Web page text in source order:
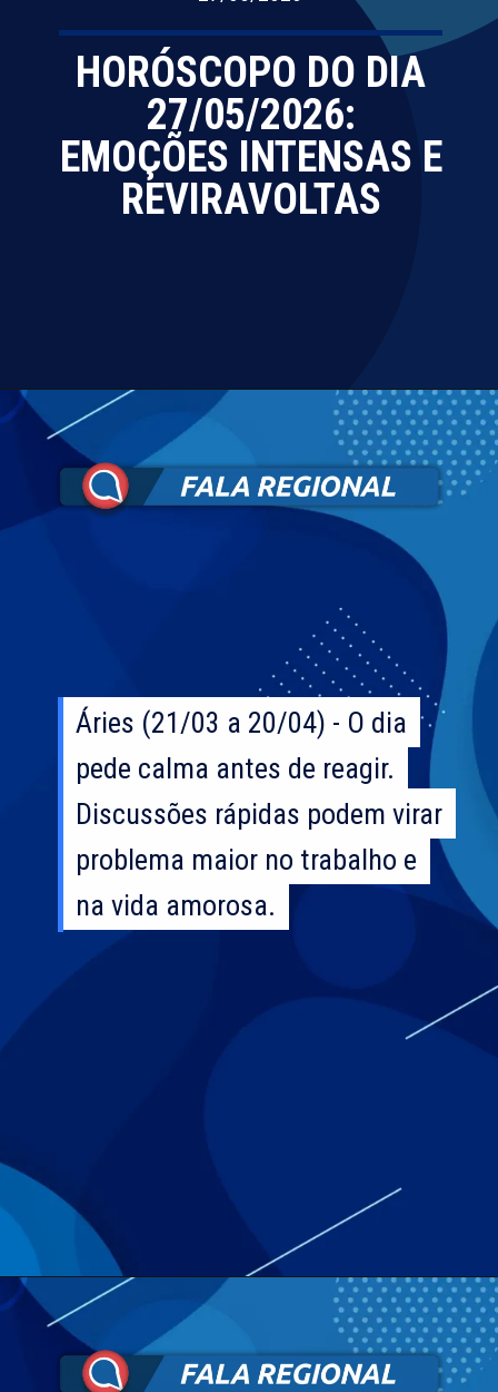
HORÓSCOPO DO DIA
27/05/2026:
EMOÇÕES INTENSAS E
REVIRAVOLTAS
Áries (21/03 a 20/04) - O dia
pede calma antes de reagir.
Discussões rápidas podem virar
problema maior no trabalho e
na vida amorosa.
Áries (21/03 a 20/04) - O dia
pede calma antes de reagir.
Discussões rápidas podem virar
problema maior no trabalho e
na vida amorosa.